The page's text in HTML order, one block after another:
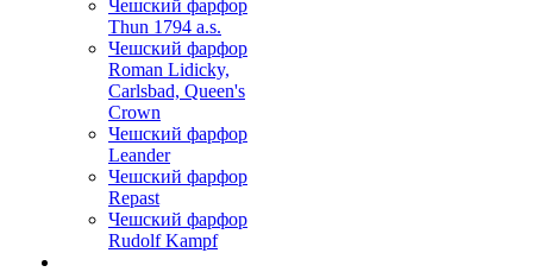
Чешский фарфор
Thun 1794 a.s.
Чешский фарфор
Roman Lidicky,
Carlsbad, Queen's
Crown
Чешский фарфор
Leander
Чешский фарфор
Repast
Чешский фарфор
Rudolf Kampf